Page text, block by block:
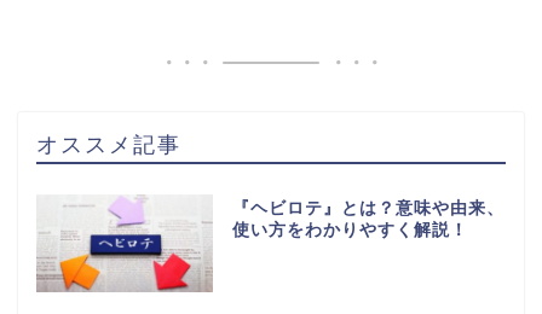
オススメ記事
『ヘビロテ』とは？意味や由来、
使い方をわかりやすく解説！